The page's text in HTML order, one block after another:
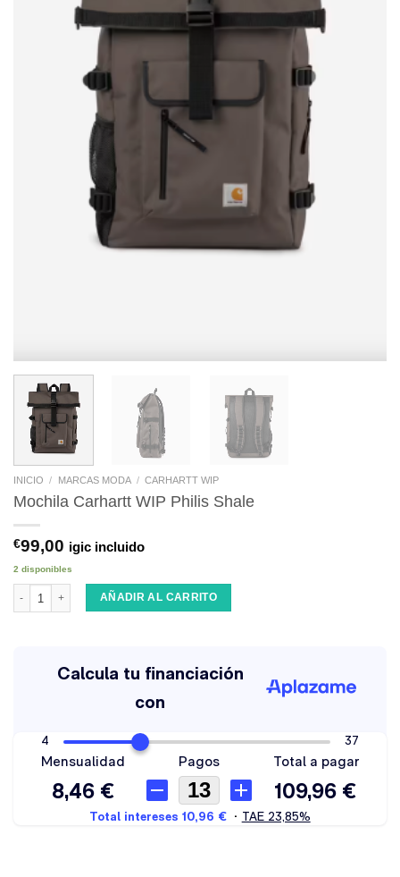
INICIO / MARCAS MODA / CARHARTT WIP
Mochila Carhartt WIP Philis Shale
€99,00 igic incluido
2 disponibles
Mochila Carhartt WIP Philis Shale cantidad
AÑADIR AL CARRITO